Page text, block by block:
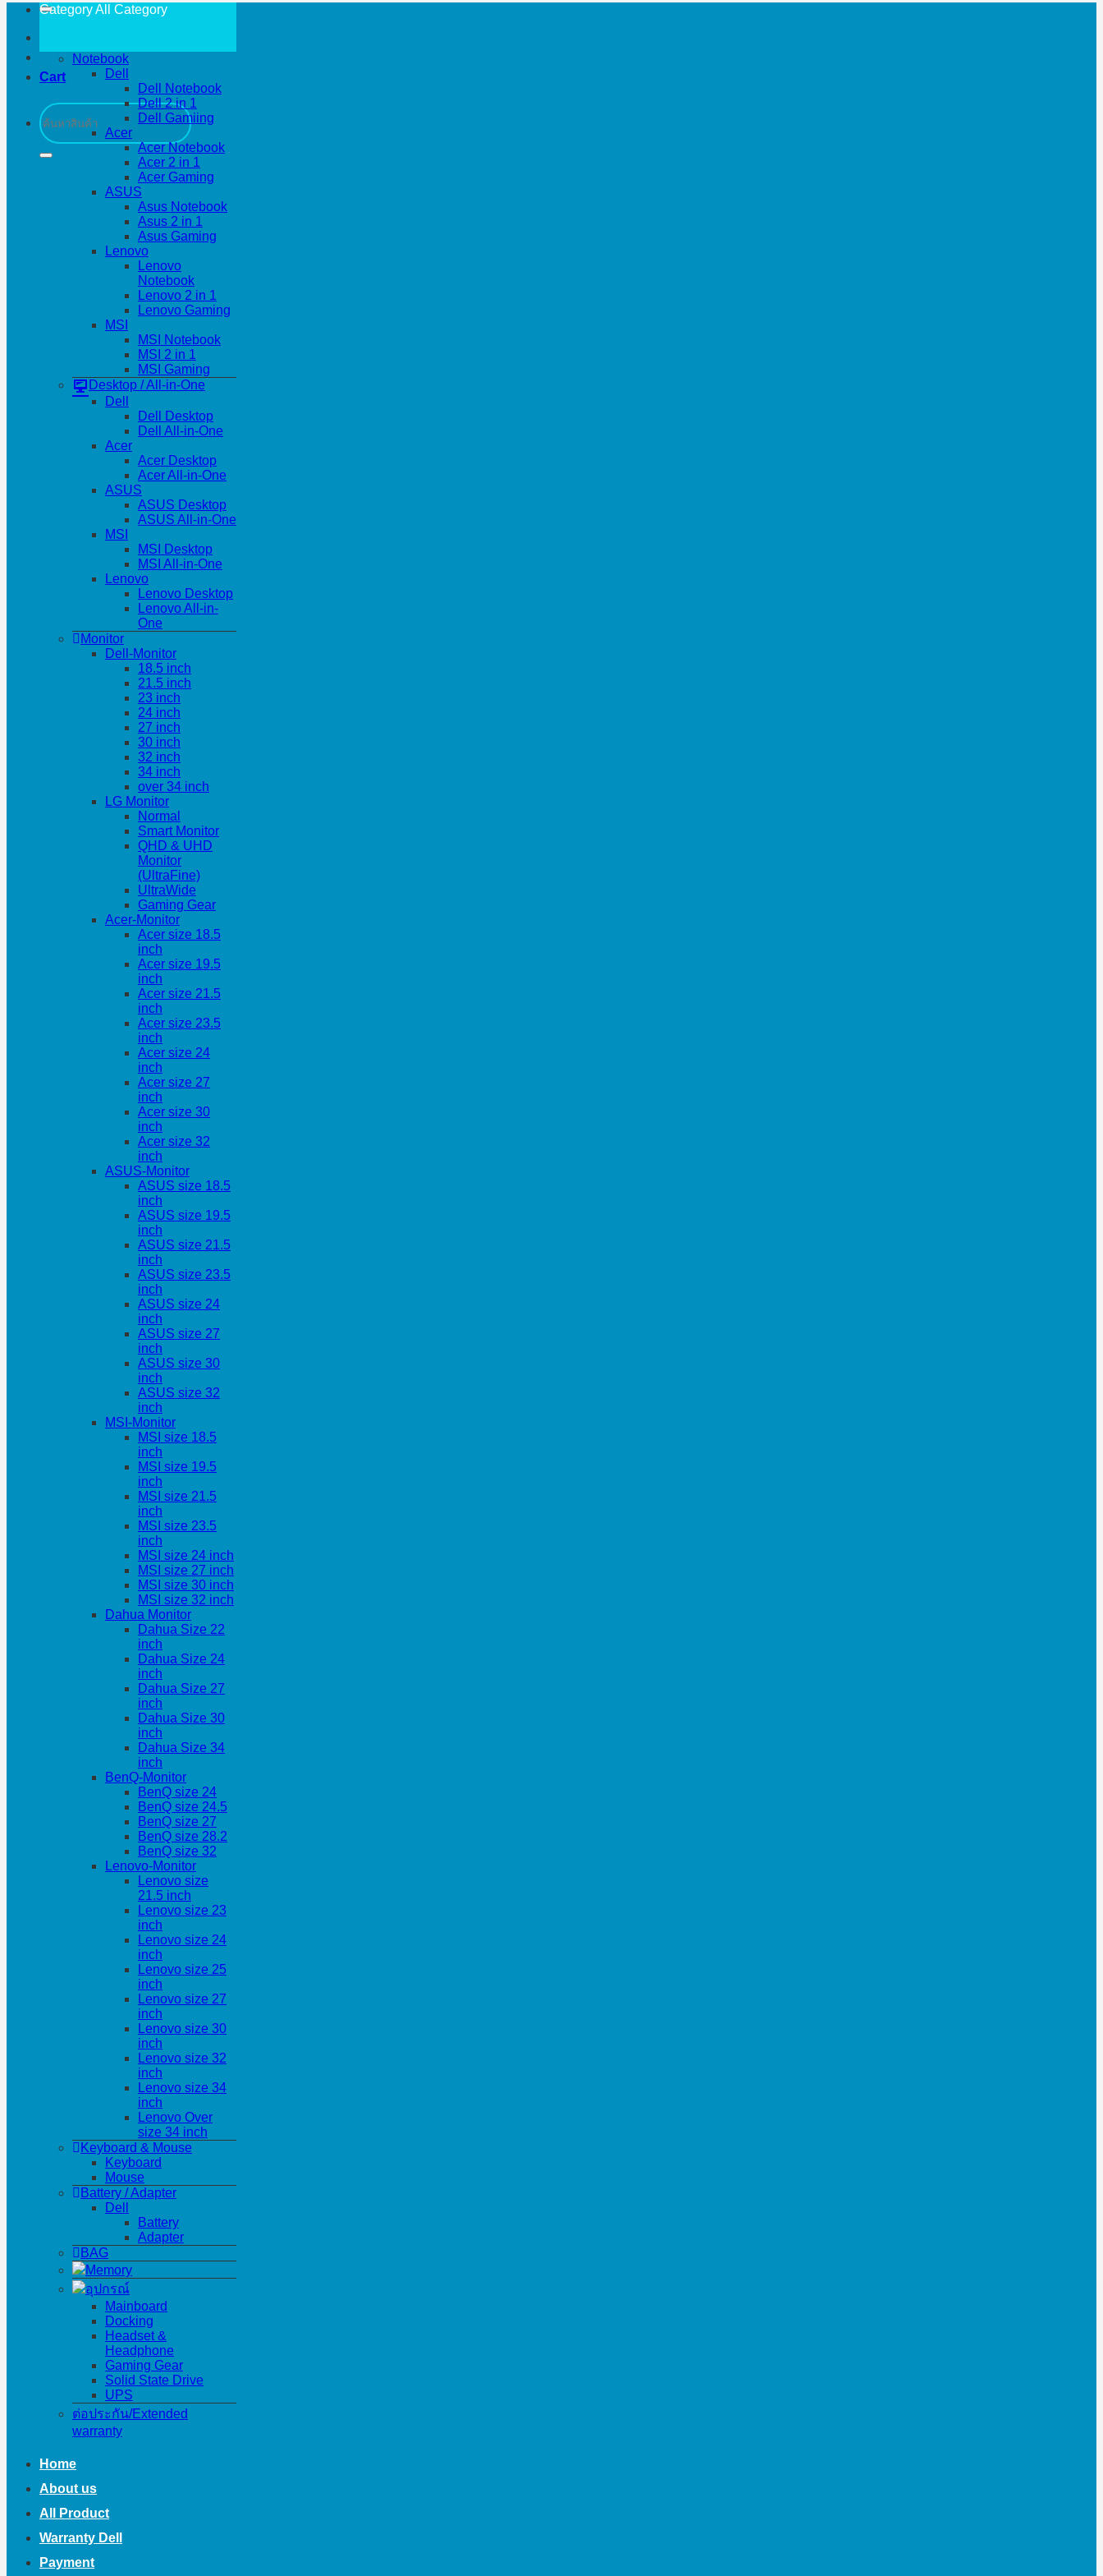
Cart
Search
for:
Category All Category
Notebook
Dell
Dell Notebook
Dell 2 in 1
Dell Gamiing
Acer
Acer Notebook
Acer 2 in 1
Acer Gaming
ASUS
Asus Notebook
Asus 2 in 1
Asus Gaming
Lenovo
Lenovo
Notebook
Lenovo 2 in 1
Lenovo Gaming
MSI
MSI Notebook
MSI 2 in 1
MSI Gaming
Desktop / All-in-One
Dell
Dell Desktop
Dell All-in-One
Acer
Acer Desktop
Acer All-in-One
ASUS
ASUS Desktop
ASUS All-in-One
MSI
MSI Desktop
MSI All-in-One
Lenovo
Lenovo Desktop
Lenovo All-in-
One
Monitor
Dell-Monitor
18.5 inch
21.5 inch
23 inch
24 inch
27 inch
30 inch
32 inch
34 inch
over 34 inch
LG Monitor
Normal
Smart Monitor
QHD & UHD
Monitor
(UltraFine)
UltraWide
Gaming Gear
Acer-Monitor
Acer size 18.5
inch
Acer size 19.5
inch
Acer size 21.5
inch
Acer size 23.5
inch
Acer size 24
inch
Acer size 27
inch
Acer size 30
inch
Acer size 32
inch
ASUS-Monitor
ASUS size 18.5
inch
ASUS size 19.5
inch
ASUS size 21.5
inch
ASUS size 23.5
inch
ASUS size 24
inch
ASUS size 27
inch
ASUS size 30
inch
ASUS size 32
inch
MSI-Monitor
MSI size 18.5
inch
MSI size 19.5
inch
MSI size 21.5
inch
MSI size 23.5
inch
MSI size 24 inch
MSI size 27 inch
MSI size 30 inch
MSI size 32 inch
Dahua Monitor
Dahua Size 22
inch
Dahua Size 24
inch
Dahua Size 27
inch
Dahua Size 30
inch
Dahua Size 34
inch
BenQ-Monitor
BenQ size 24
BenQ size 24.5
BenQ size 27
BenQ size 28.2
BenQ size 32
Lenovo-Monitor
Lenovo size
21.5 inch
Lenovo size 23
inch
Lenovo size 24
inch
Lenovo size 25
inch
Lenovo size 27
inch
Lenovo size 30
inch
Lenovo size 32
inch
Lenovo size 34
inch
Lenovo Over
size 34 inch
Keyboard & Mouse
Keyboard
Mouse
Battery / Adapter
Dell
Battery
Adapter
BAG
Memory
อุปกรณ์
Mainboard
Docking
Headset &
Headphone
Gaming Gear
Solid State Drive
UPS
ต่อประกัน/Extended
warranty
Home
About us
All Product
Warranty Dell
Payment